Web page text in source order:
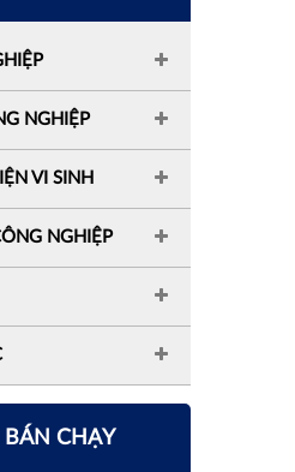
NGHIỆP
VI SINH
NGHIỆP
CHẠY